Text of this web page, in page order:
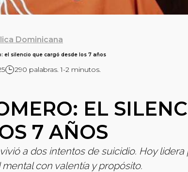
Dominicana
el silencio que cargó desde los 7 años
290 palabras. 1-2 minutos.
EL
7 AÑOS
a dos intentos de suicidio. Hoy
con valentía y propósito.